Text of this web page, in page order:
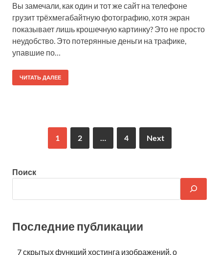
Вы замечали, как один и тот же сайт на телефоне
грузит трёхмегабайтную фотографию, хотя экран
показывает лишь крошечную картинку? Это не просто
неудобство. Это потерянные деньги на трафике,
упавшие по…
ЧИТАТЬ ДАЛЕЕ
1 2 … 4 Next
Поиск
Последние публикации
7 скрытых функций хостинга изображений, о